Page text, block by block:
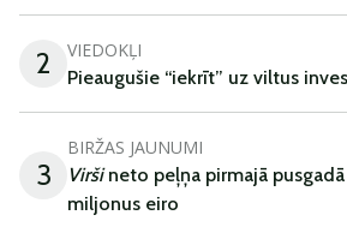
2 VIEDOKĻI
Pieaugušie “iekrīt” uz viltus
3
BIRŽAS JAUNUMI
Viršineto peļņa pirmajā
miljonus eiro